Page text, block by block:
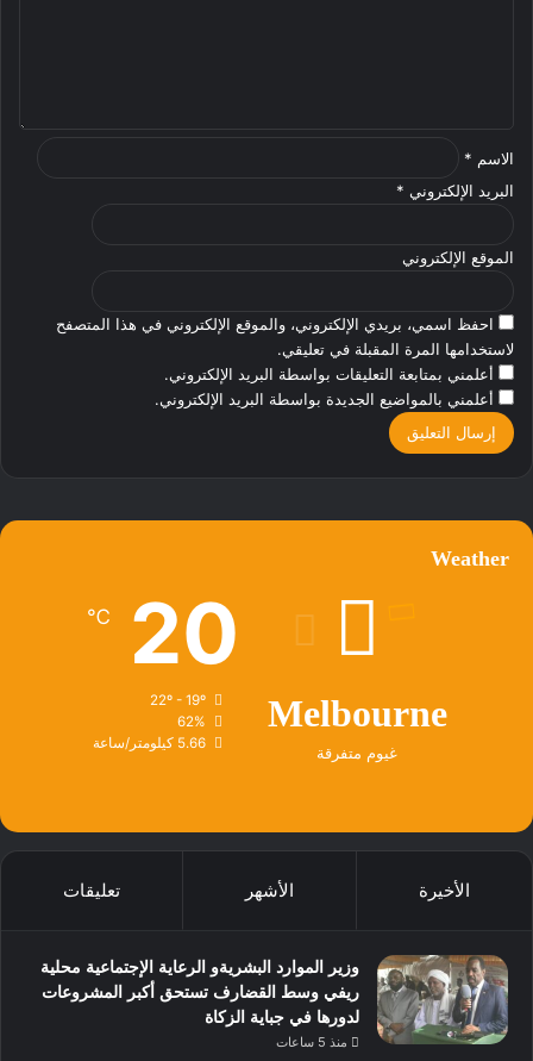
الاسم *
البريد الإلكتروني *
الموقع الإلكتروني
احفظ اسمي، بريدي الإلكتروني، والموقع الإلكتروني في هذا المتصفح
لاستخدامها المرة المقبلة في تعليقي.
أعلمني بمتابعة التعليقات بواسطة البريد الإلكتروني.
أعلمني بالمواضيع الجديدة بواسطة البريد الإلكتروني.
Weather
Melbourne
غيوم متفرقة
20
℃
22º - 19º
62%
5.66 كيلومتر/ساعة
الأخيرة الأشهر تعليقات
وزير الموارد البشريةو الرعاية الإجتماعية محلية
ريفي وسط القضارف تستحق أكبر المشروعات
لدورها في جباية الزكاة
منذ 5 ساعات